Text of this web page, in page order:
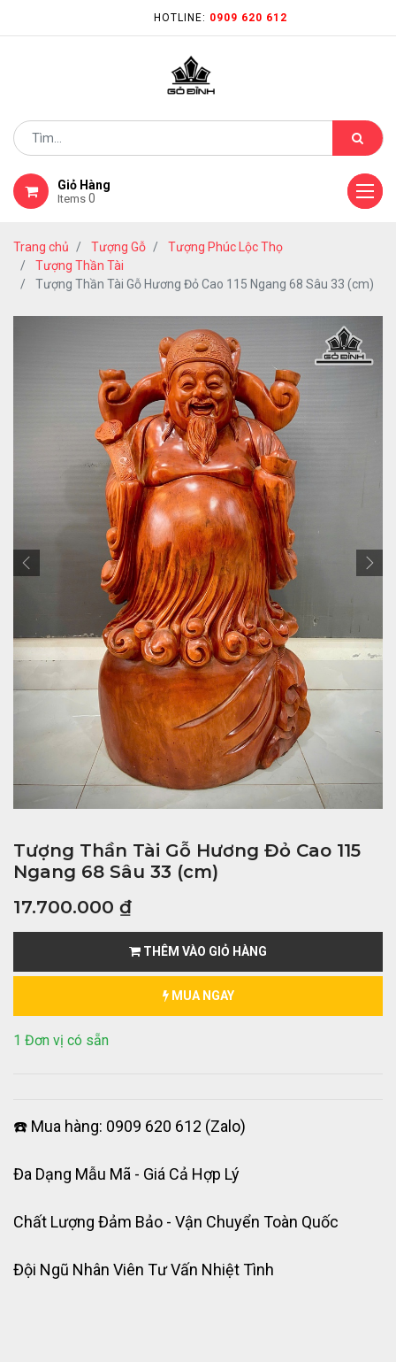
HOTLINE: 0909 620 612
Giỏ Hàng
Items 0
Trang chủ Tượng Gỗ
Tượng Phúc Lộc Thọ
Tượng Thần Tài
Tượng Thần Tài Gỗ Hương Đỏ Cao 115 Ngang 68 Sâu 33 (cm)
Tượng Thần Tài Gỗ Hương Đỏ Cao 115
Ngang 68 Sâu 33 (cm)
17.700.000 ₫
THÊM VÀO GIỎ HÀNG
MUA NGAY
1 Đơn vị có sẵn
☎️ Mua hàng: 0909 620 612 (Zalo)
Đa Dạng Mẫu Mã - Giá Cả Hợp Lý
Chất Lượng Đảm Bảo - Vận Chuyển Toàn Quốc
Đội Ngũ Nhân Viên Tư Vấn Nhiệt Tình